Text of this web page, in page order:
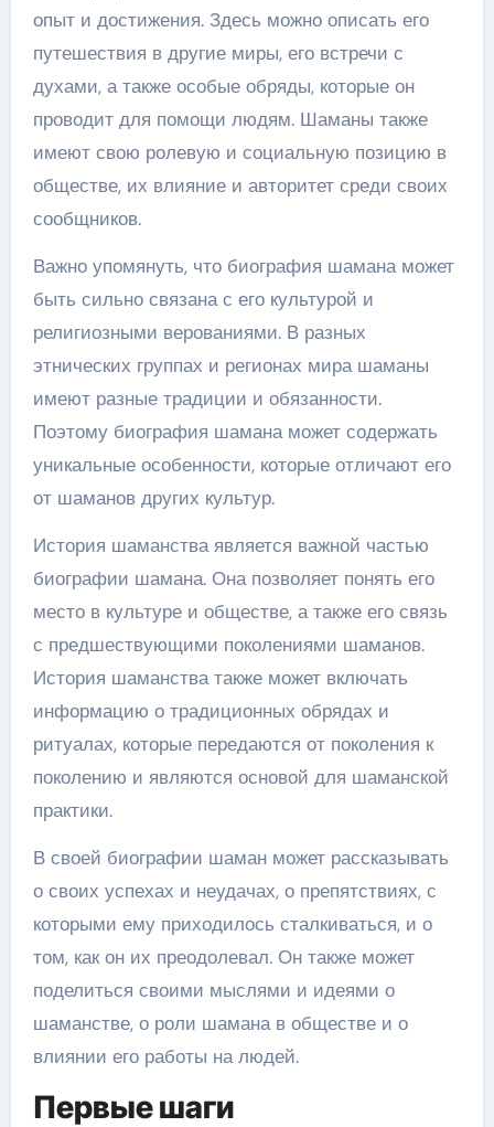
опыт и достижения. Здесь можно описать его
путешествия в другие миры, его встречи с
духами, а также особые обряды, которые он
проводит для помощи людям. Шаманы также
имеют свою ролевую и социальную позицию в
обществе, их влияние и авторитет среди своих
сообщников.
Важно упомянуть, что биография шамана может
быть сильно связана с его культурой и
религиозными верованиями. В разных
этнических группах и регионах мира шаманы
имеют разные традиции и обязанности.
Поэтому биография шамана может содержать
уникальные особенности, которые отличают его
от шаманов других культур.
История шаманства является важной частью
биографии шамана. Она позволяет понять его
место в культуре и обществе, а также его связь
с предшествующими поколениями шаманов.
История шаманства также может включать
информацию о традиционных обрядах и
ритуалах, которые передаются от поколения к
поколению и являются основой для шаманской
практики.
В своей биографии шаман может рассказывать
о своих успехах и неудачах, о препятствиях, с
которыми ему приходилось сталкиваться, и о
том, как он их преодолевал. Он также может
поделиться своими мыслями и идеями о
шаманстве, о роли шамана в обществе и о
влиянии его работы на людей.
Первые шаги